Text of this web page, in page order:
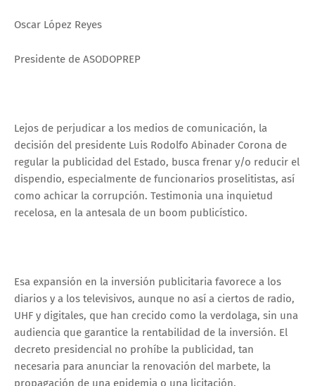
Oscar López Reyes
Presidente de ASODOPREP
Lejos de perjudicar a los medios de comunicación, la
decisión del presidente Luis Rodolfo Abinader Corona de
regular la publicidad del Estado, busca frenar y/o reducir el
dispendio, especialmente de funcionarios proselitistas, así
como achicar la corrupción. Testimonia una inquietud
recelosa, en la antesala de un boom publicístico.
Esa expansión en la inversión publicitaria favorece a los
diarios y a los televisivos, aunque no así a ciertos de radio,
UHF y digitales, que han crecido como la verdolaga, sin una
audiencia que garantice la rentabilidad de la inversión. El
decreto presidencial no prohíbe la publicidad, tan
necesaria para anunciar la renovación del marbete, la
propagación de una epidemia o una licitación.